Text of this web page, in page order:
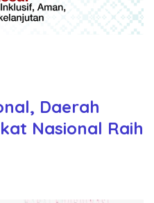
Daerah
Nasional Raih